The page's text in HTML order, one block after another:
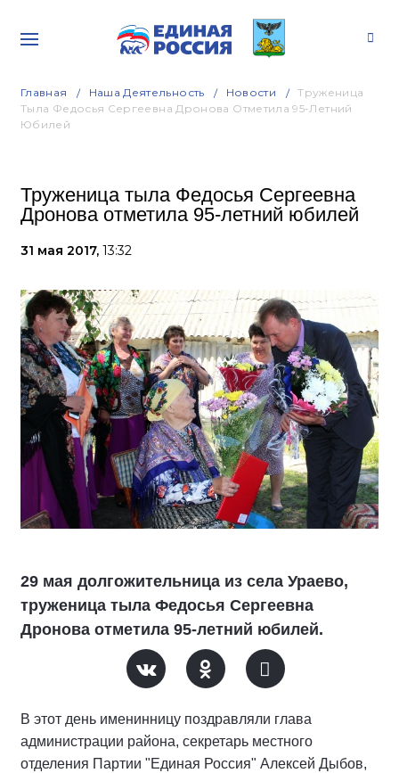
Главная Наша Деятельность Новости
Труженица
Тыла Федосья Сергеевна Дронова Отметила 95-Летний
Юбилей
Труженица тыла Федосья Сергеевна
Дронова отметила 95-летний юбилей
31 мая 2017, 13:32
29 мая долгожительница из села Ураево,
труженица тыла Федосья Сергеевна
Дронова отметила 95-летний юбилей.
В этот день именинницу поздравляли глава
администрации района, секретарь местного
отделения Партии "Единая Россия" Алексей Дыбов,